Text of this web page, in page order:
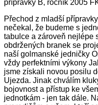
přípravky B, ročník 2005
Přechod z mladší
nečekal, že budeme s
tabulce a zároveň nejlépe
obdržených branek se
naší golmanské jedničky
vždy perfektními výkony
jsme získali novou posilu
Ujezda. Jinak chválím
bojovnost a přístup ke
jednotkám - jen tak dále.